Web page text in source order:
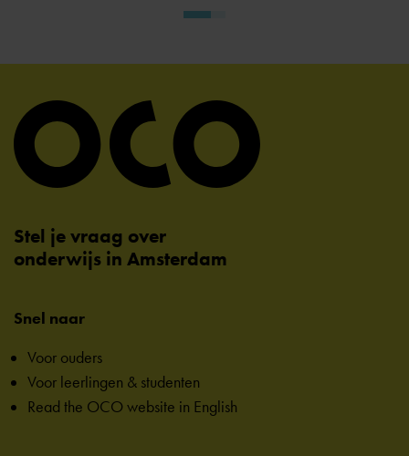
Stel je vraag over
onderwijs in Amsterdam
Snel naar
Voor ouders
Voor leerlingen & studenten
Read the OCO website in English